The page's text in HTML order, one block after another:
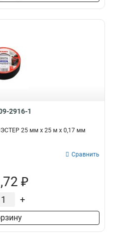
2916-1
25 мм х 25 м х 0,17 мм
Сравнить
₽
+